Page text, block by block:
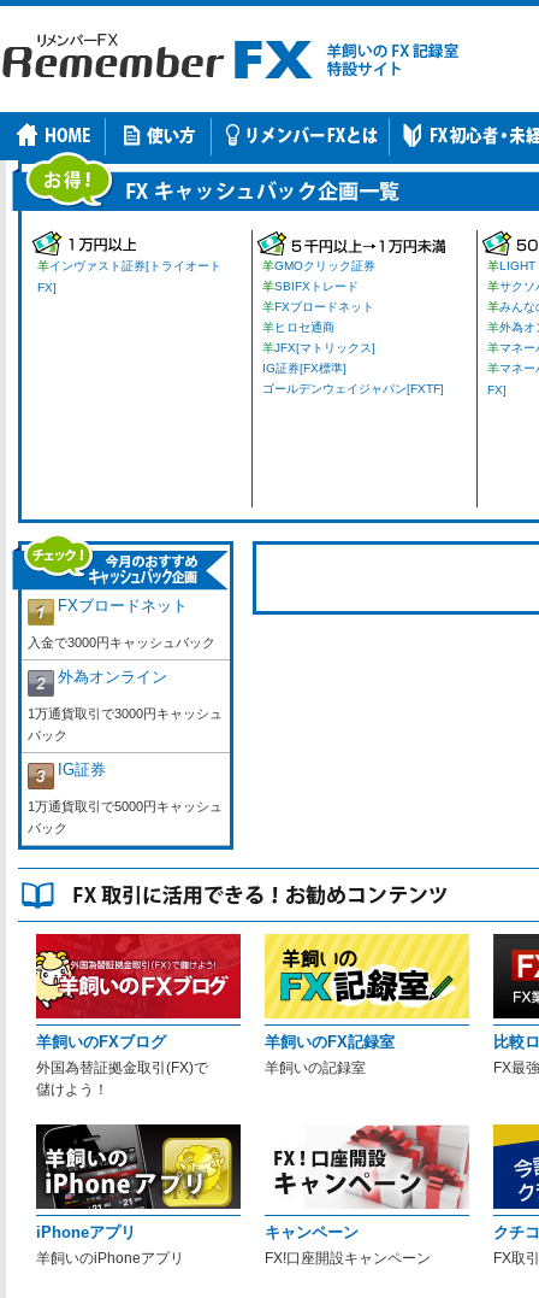
羊インヴァスト証券[トライオート
FX]
羊GMOクリック証券
羊SBIFXトレード
羊FXブロードネット
羊ヒロセ通商
羊JFX[マトリックス]
IG証券[FX標準]
ゴールデンウェイジャパン[FXTF]
羊LIGHT
羊サクソ
羊みんな
羊外為オ
羊マネー
羊マネー
FX]
FXブロードネット
入金で3000円キャッシュバック
外為オンライン
1万通貨取引で3000円キャッシュ
バック
IG証券
1万通貨取引で5000円キャッシュ
バック
羊飼いのFXブログ
外国為替証拠金取引(FX)で
儲けよう！
羊飼いのFX記録室
羊飼いの記録室
比較
FX最
iPhoneアプリ
羊飼いのiPhoneアプリ
キャンペーン
FX!口座開設キャンペーン
クチ
FX取